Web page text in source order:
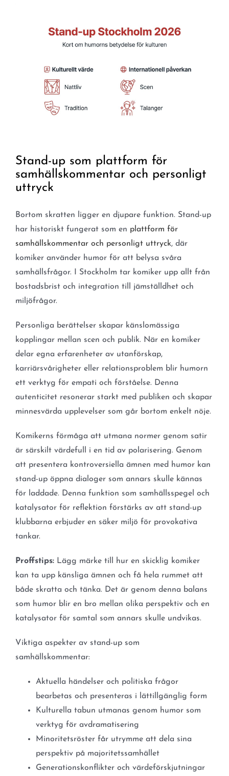
Stand-up som plattform för
samhällskommentar och personligt
uttryck
Bortom skratten ligger en djupare funktion. Stand-up
har historiskt fungerat som en plattform för
samhällskommentar och personligt uttryck, där
komiker använder humor för att belysa svåra
samhällsfrågor. I Stockholm tar komiker upp allt från
bostadsbrist och integration till jämställdhet och
miljöfrågor.
Personliga berättelser skapar känslomässiga
kopplingar mellan scen och publik. När en komiker
delar egna erfarenheter av utanförskap,
karriärsvårigheter eller relationsproblem blir humorn
ett verktyg för empati och förståelse. Denna
autenticitet resonerar starkt med publiken och skapar
minnesvärda upplevelser som går bortom enkelt nöje.
Komikerns förmåga att utmana normer genom satir
är särskilt värdefull i en tid av polarisering. Genom
att presentera kontroversiella ämnen med humor kan
stand-up öppna dialoger som annars skulle kännas
för laddade. Denna funktion som samhällsspegel och
katalysator för reflektion förstärks av att stand-up
klubbarna erbjuder en säker miljö för provokativa
tankar.
Proffstips:Lägg märke till hur en skicklig komiker
kan ta upp känsliga ämnen och få hela rummet att
både skratta och tänka. Det är genom denna balans
som humor blir en bro mellan olika perspektiv och en
katalysator för samtal som annars skulle undvikas.
Viktiga aspekter av stand-up som
samhällskommentar:
Aktuella händelser och politiska frågor
bearbetas och presenteras i lättillgänglig form
Kulturella tabun utmanas genom humor som
verktyg för avdramatisering
Minoritetsröster får utrymme att dela sina
perspektiv på majoritetssamhället
Generationskonflikter och värdeförskjutningar